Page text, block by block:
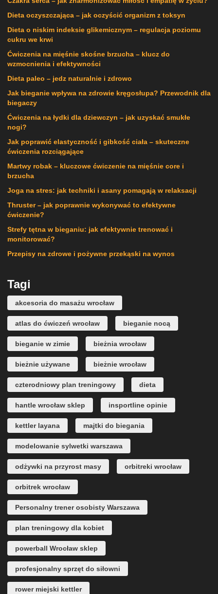
Dieta oczyszczająca – jak oczyścić organizm z toksyn
Dieta o niskim indeksie glikemicznym – regulacja poziomu
cukru we krwi
Ćwiczenia na mięśnie skośne brzucha – klucz do
wzmocnienia i efektywności
Dieta paleo – jedz naturalnie i zdrowo
Jak bieganie wpływa na zdrowie kręgosłupa? Przewodnik dla
biegaczy
Ćwiczenia na łydki dla dziewczyn – jak uzyskać smukłe
nogi?
Jak poprawić elastyczność i gibkość ciała – skuteczne
ćwiczenia rozciągające
Martwy robak – kluczowe ćwiczenie na mięśnie core i
brzucha
Joga na stres: jak techniki i asany pomagają w relaksacji
Thruster – jak poprawnie wykonywać to efektywne
ćwiczenie?
Strefy tętna w bieganiu: jak efektywnie trenować i
monitorować?
Przepisy na zdrowe i pożywne przekąski na wynos
Tagi
akcesoria do masażu wrocław
atlas do ćwiczeń wrocław bieganie nocą
bieganie w zimie bieżnia wrocław
bieżnie używane bieżnie wrocław
czterodniowy plan treningowy dieta
hantle wrocław sklep insportline opinie
kettler layana majtki do biegania
modelowanie sylwetki warszawa
odżywki na przyrost masy orbitreki wrocław
orbitrek wrocław
Personalny trener osobisty Warszawa
plan treningowy dla kobiet
powerball Wrocław sklep
profesjonalny sprzęt do siłowni
rower miejski kettler